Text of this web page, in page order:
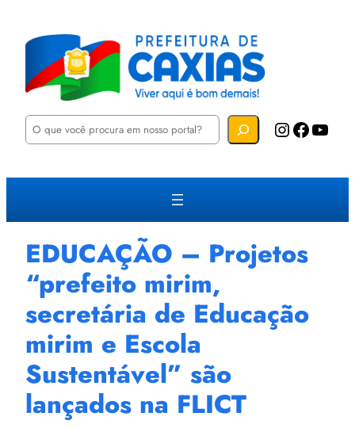
P
u
a
Instagram Facebook YouTube
EDUCAÇÃO – Projetos
“prefeito mirim,
secretária de Educação
mirim e Escola
Sustentável” são
lançados na FLICT